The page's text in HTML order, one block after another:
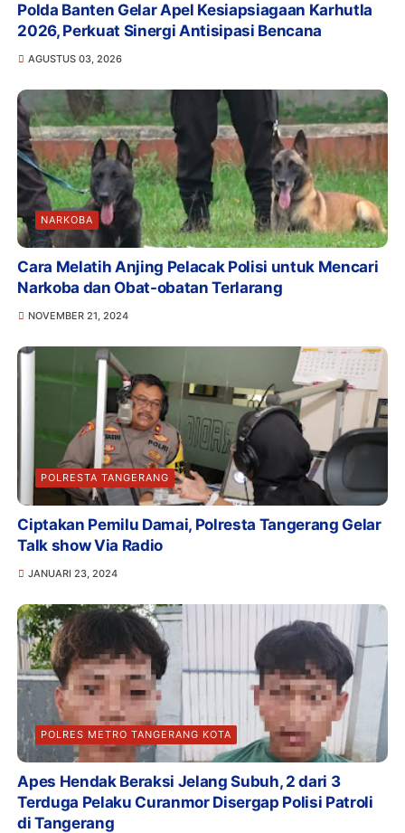
Polda Banten Gelar Apel Kesiapsiagaan Karhutla
2026, Perkuat Sinergi Antisipasi Bencana
AGUSTUS 03, 2026
NARKOBA
Cara Melatih Anjing Pelacak Polisi untuk Mencari
Narkoba dan Obat-obatan Terlarang
NOVEMBER 21, 2024
POLRESTA TANGERANG
Ciptakan Pemilu Damai, Polresta Tangerang Gelar
Talk show Via Radio
JANUARI 23, 2024
POLRES METRO TANGERANG KOTA
Apes Hendak Beraksi Jelang Subuh, 2 dari 3
Terduga Pelaku Curanmor Disergap Polisi Patroli
di Tangerang